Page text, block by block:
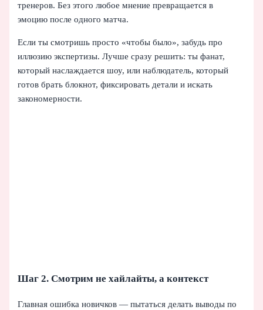
тренеров. Без этого любое мнение превращается в
эмоцию после одного матча.
Если ты смотришь просто «чтобы было», забудь про
иллюзию экспертизы. Лучше сразу решить: ты фанат,
который наслаждается шоу, или наблюдатель, который
готов брать блокнот, фиксировать детали и искать
закономерности.
Шаг 2. Смотрим не хайлайты, а контекст
Главная ошибка новичков — пытаться делать выводы по